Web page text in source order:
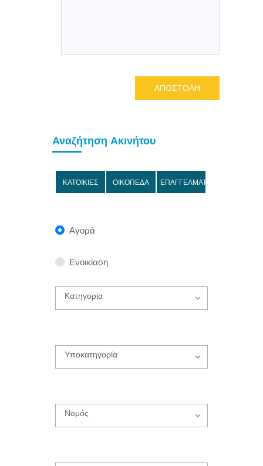
ΑΠΟΣΤΟΛΗ
Αναζήτηση Ακινήτου
ΚΑΤΟΙΚΙΕΣ ΟΙΚΟΠΕΔΑ ΕΠΑΓΓΕΛΜΑΤΙΚΑ
Αγορά
Ενοικίαση
Κατηγορία
Υποκατηγορία
Νομός